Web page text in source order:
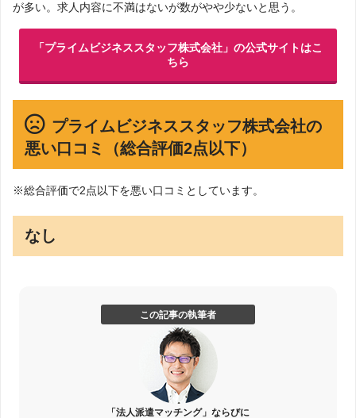
が多い。求人内容に不満はないが数がやや少ないと思う。
「プライムビジネススタッフ株式会社」の公式サイトはこ
ちら
プライムビジネススタッフ株式会社の
悪い口コミ（総合評価2点以下）
※総合評価で2点以下を悪い口コミとしています。
なし
この記事の執筆者
「法人派遣マッチング」ならびに